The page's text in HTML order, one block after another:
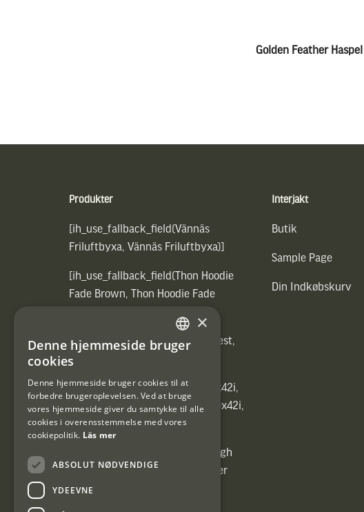
Golden Feather Haspel
Produkter
[ih_use_fallback_field(Vännäs
Friluftbyxa, Vännäs Friluftbyxa)]
[ih_use_fallback_field(Thon Hoodie
Fade Brown, Thon Hoodie Fade
[ih_use_fallback_field(Heated vest,
Heated vest)]
[ih_use_fallback_field(C6 1,7-10x42i,
6ggr förstoringsväxel!, C6 1,7-10x42i,
6ggr förstoringsväxel!)]
[ih_use_fallback_field(Carrier High
Energy Professional 15kg, Carrier
High Energy Professional 15kg)]
Interjakt
Butik
Sample Page
Din Indkøbskurv
SWEDISH
×
Denne hjemmeside bruger
cookies
Denne hjemmeside bruger cookies til at
forbedre brugeroplevelsen. Ved at bruge
vores hjemmeside giver du samtykke til alle
cookies i overensstemmelse med vores
cookiepolitik. Läs mer
ABSOLUT NØDVENDIGE
YDEEVNE